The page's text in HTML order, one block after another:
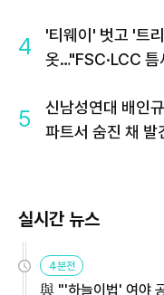
4
'티웨이' 벗고 '트
옷…"FSC·LCC
5
신남성연대 배인
파트서 숨진 채 발
실시간 뉴스
4분전
與 "'하늘이법' 여야